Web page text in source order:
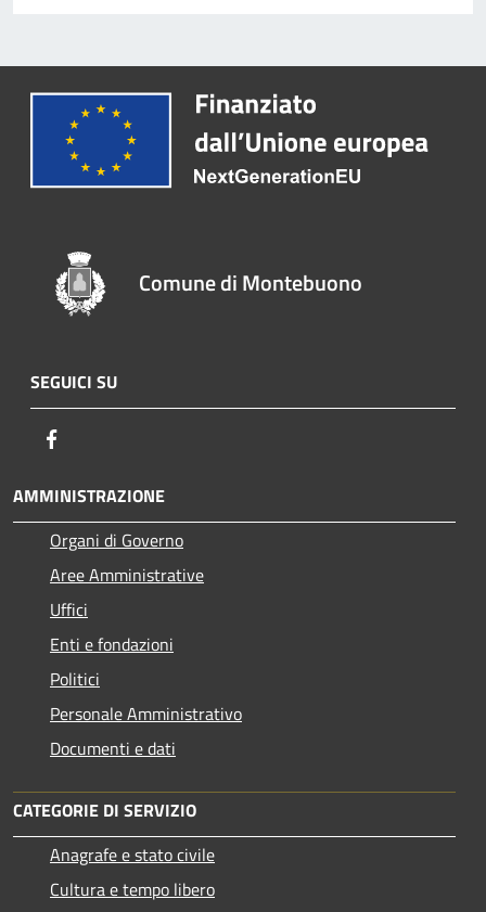
Comune di Montebuono
SEGUICI SU
AMMINISTRAZIONE
Organi di Governo
Aree Amministrative
Uffici
Enti e fondazioni
Politici
Personale Amministrativo
Documenti e dati
CATEGORIE DI SERVIZIO
Anagrafe e stato civile
Cultura e tempo libero